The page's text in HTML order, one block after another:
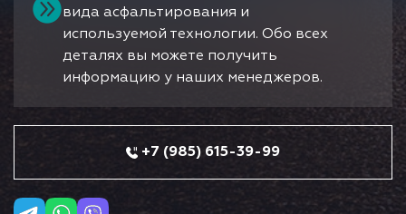
вида асфальтирования и
используемой технологии. Обо всех
деталях вы можете получить
информацию у наших менеджеров.
+7 (985) 615-39-99